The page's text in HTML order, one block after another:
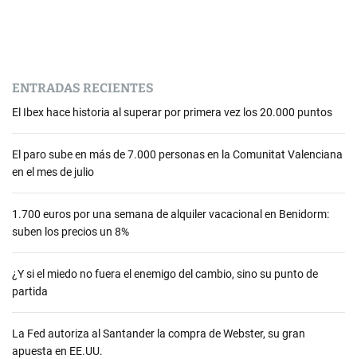
ENTRADAS RECIENTES
El Ibex hace historia al superar por primera vez los 20.000 puntos
El paro sube en más de 7.000 personas en la Comunitat Valenciana
en el mes de julio
1.700 euros por una semana de alquiler vacacional en Benidorm:
suben los precios un 8%
¿Y si el miedo no fuera el enemigo del cambio, sino su punto de
partida
La Fed autoriza al Santander la compra de Webster, su gran
apuesta en EE.UU.